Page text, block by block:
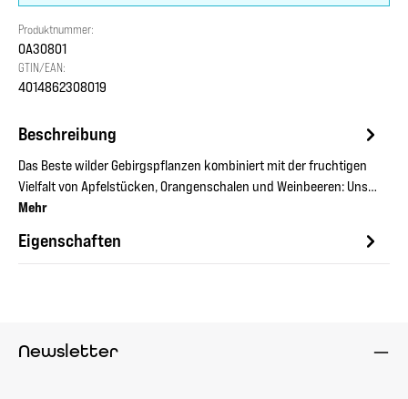
Produktnummer:
OA30801
GTIN/EAN:
4014862308019
Beschreibung
Das Beste wilder Gebirgspflanzen kombiniert mit der fruchtigen
Vielfalt von Apfelstücken, Orangenschalen und Weinbeeren: Uns…
Mehr
Eigenschaften
Newsletter